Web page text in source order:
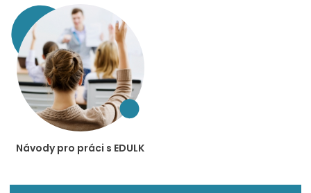
Návody pro práci s EDULK